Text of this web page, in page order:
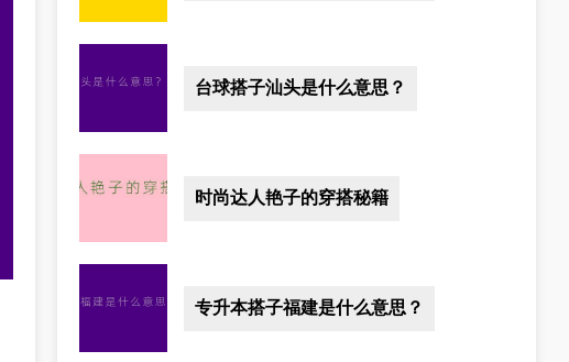
台球搭子汕头是什么意思？
时尚达人艳子的穿搭秘籍
专升本搭子福建是什么意思？